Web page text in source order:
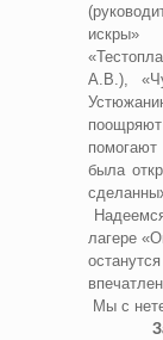
искры»
А.В.),
была
лагере
Мы с